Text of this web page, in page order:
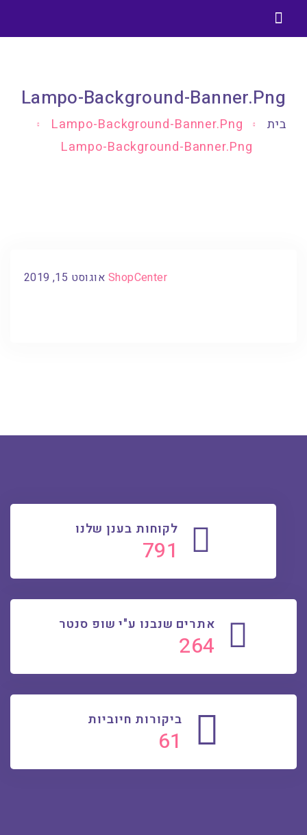
Lampo-Background-Banner.png
בית
Lampo-Background-Banner.png
Lampo-Background-Banner.png
ShopCenter אוגוסט 15, 2019
לקוחות בענן שלנו
815
אתרים שנבנו ע"י שופ סנטר
272
ביקורות חיוביות
63